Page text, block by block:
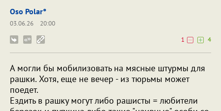
Oso Polar°
03.06.26
20:00
1
4
А могли бы мобилизовать на мясные штурмы для
рашки. Хотя, еще не вечер - из тюрьмы может
поедет.
Ездить в рашку могут либо рашисты = любители